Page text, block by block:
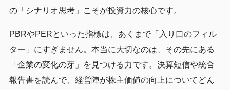
の「シナリオ思考」こそが投資力の核心です。
PBRやPERといった指標は、あくまで「入り口のフィル
ター」にすぎません。本当に大切なのは、その先にある
「企業の変化の芽」を見つける力です。決算短信や統合
報告書を読んで、経営陣が株主価値の向上についてどん